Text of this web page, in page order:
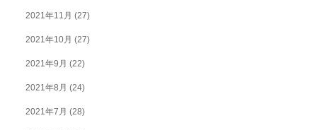
2021年11月 (27)
2021年10月 (27)
2021年9月 (22)
2021年8月 (24)
2021年7月 (28)